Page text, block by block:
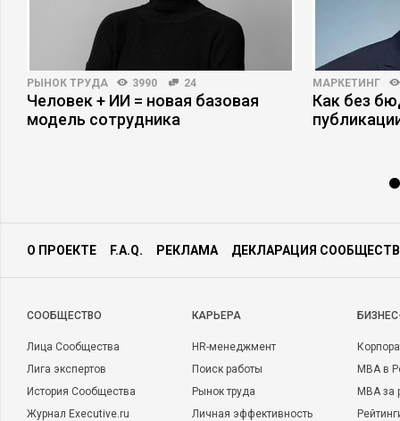
РЫНОК ТРУДА 3990 24
Человек + ИИ = новая базовая
модель сотрудника
МАРКЕТИНГ
Как без
О ПРОЕКТЕ F.A.Q. РЕКЛАМА ДЕКЛАРАЦИЯ
CООБЩЕСТВО
Лица Сообщества
Лига экспертов
История Сообщества
Журнал Executive.ru
КАРЬЕРА
HR-менеджмент
Поиск работы
Рынок труда
Личная эффективность
MBA в
MBA